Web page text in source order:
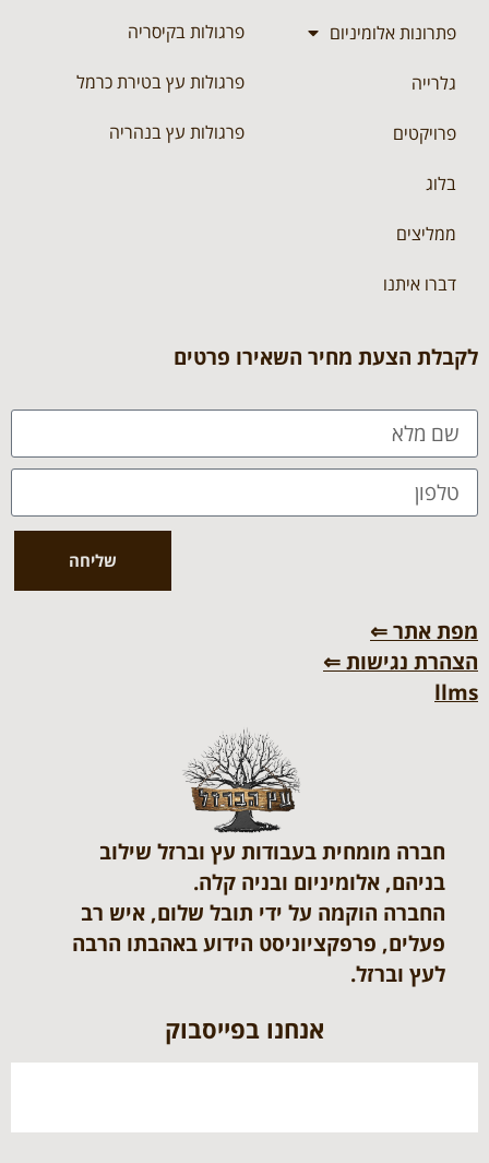
פתרונות אלומיניום
גלרייה
פרויקטים
בלוג
ממליצים
דברו איתנו
פרגולות בקיסריה
פרגולות עץ בטירת כרמל
פרגולות עץ בנהריה
לקבלת הצעת מחיר השאירו פרטים
שליחה
מפת אתר ⇐
הצהרת נגישות ⇐
llms
חברה מומחית בעבודות עץ וברזל שילוב
בניהם, אלומיניום ובניה קלה.
החברה הוקמה על ידי תובל שלום, איש רב
פעלים, פרפקציוניסט הידוע באהבתו הרבה
לעץ וברזל.
אנחנו בפייסבוק